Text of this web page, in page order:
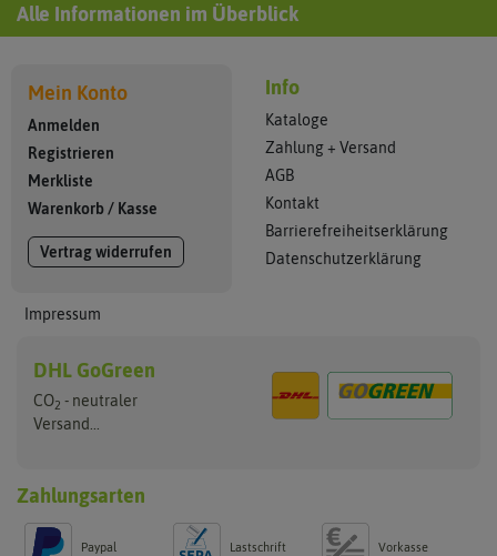
Alle Informationen im Überblick
Mein Konto
Anmelden
Registrieren
Merkliste
Warenkorb/ Kasse
Vertrag widerrufen
Impressum
Info
Kataloge
Zahlung + Versand
AGB
Kontakt
Barrierefreiheitserklärung
Datenschutzerklärung
DHL GoGreen
CO2 - neutraler
Versand...
Zahlungsarten
Paypal Lastschrift Vorkasse